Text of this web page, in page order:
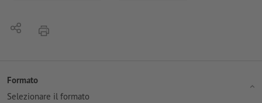
Condividistampare
Formato
Selezionare il formato